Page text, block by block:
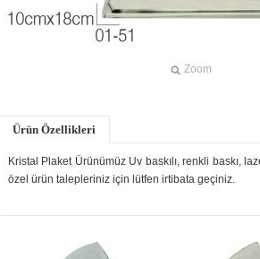
Zoom
Ürün Özellikleri
Kristal Plaket Ürünümüz Uv baskılı, renkli baskı,
özel ürün talepleriniz için lütfen irtibata geçiniz.